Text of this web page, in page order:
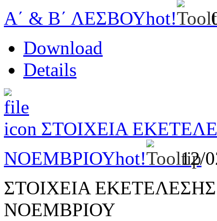
Α΄ & B΄ ΛΕΣΒΟΥhot!
Download
Details
ΣΤΟΙΧΕΙΑ
ΝΟΕΜΒΡΙΟΥhot!
12/
ΣΤΟΙΧΕΙΑ
ΝΟΕΜΒΡΙΟΥ